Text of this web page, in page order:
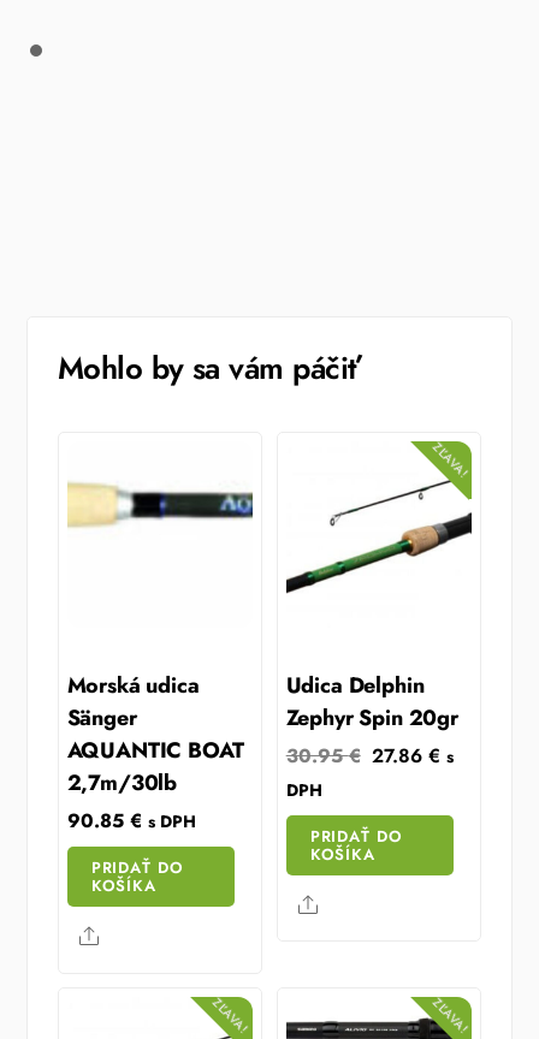
Mohlo by sa vám páčiť
Morská udica
Sänger
AQUANTIC BOAT
2,7m/30lb
90.85 € s DPH
PRIDAŤ DO
KOŠÍKA
Share
ZĽAVA!
Udica Delphin
Zephyr Spin 20gr
30.95€ Original
was:
30.95 €.
27.86€ Current
is:
s
DPH
PRIDAŤ DO
KOŠÍKA
Share
ZĽAVA! ZĽAVA!